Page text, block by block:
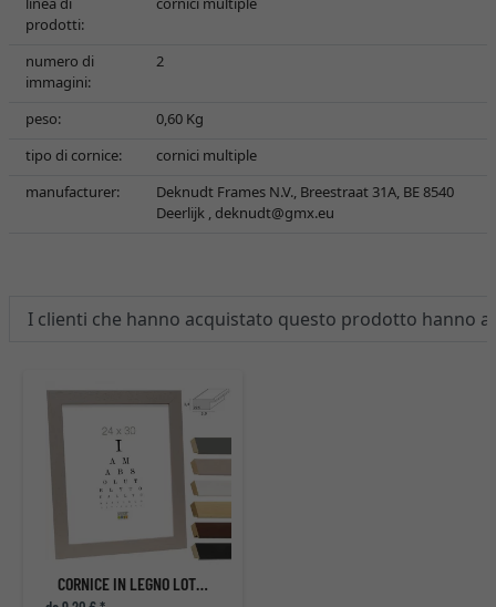
prodotti:
numero di
immagini:
2
peso:
0,60 Kg
tipo di cornice:
cornici multiple
manufacturer:
Deknudt Frames N.V., Breestraat 31A, BE 8540
Deerlijk , deknudt@gmx.eu
I clienti che hanno acquistato questo prodotto hanno
CORNICE IN LEGNO LOTTE